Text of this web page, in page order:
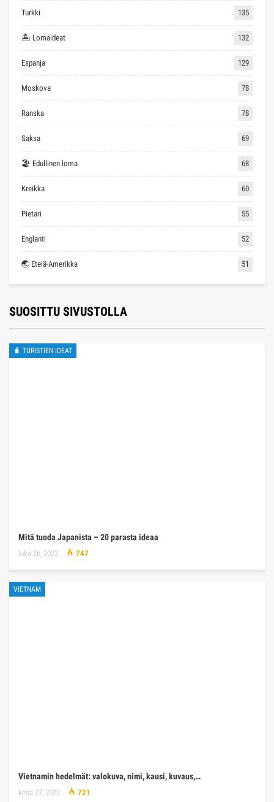
Turkki 135
🏝 Lomaideat 132
Espanja 129
Moskova 78
Ranska 78
Saksa 69
🏖 Edullinen loma 68
Kreikka 60
Pietari 55
Englanti 52
🌏 Etelä-Amerikka 51
SUOSITTU SIVUSTOLLA
🧳 TURISTIEN IDEAT
Mitä tuoda Japanista – 20 parasta ideaa
loka 26, 2022 747
VIETNAM
Vietnamin hedelmät: valokuva, nimi, kausi, kuvaus,…
kesä 27, 2022 721